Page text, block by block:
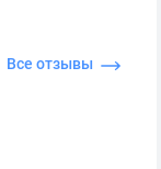
Все отзывы